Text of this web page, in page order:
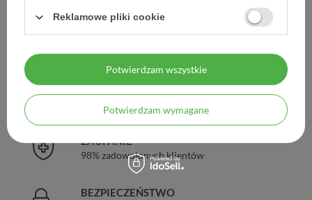
DARMOWA DOSTAWA
Już od 149 zł !
DOŚWIADCZENIE
ZAUFANIE
98% zadowolonych klientów
BEZPIECZEŃSTWO
Reklamowe pliki cookie
Potwierdzam wymagane
Potwierdzam wszystkie